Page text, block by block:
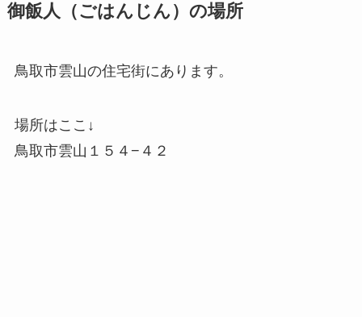
御飯人（ごはんじん）の場所
鳥取市雲山の住宅街にあります。
場所はここ↓
鳥取市雲山１５４−４２